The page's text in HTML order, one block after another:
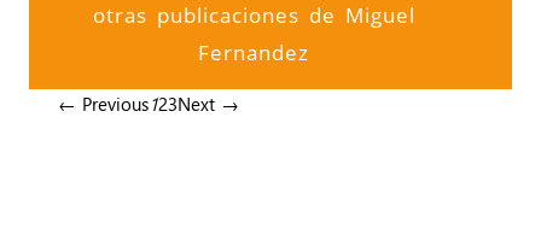
otras publicaciones de Miguel
Fernandez
← Previous123Next →